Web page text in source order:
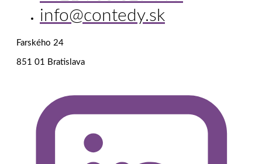
info@contedy.sk
Farského 24
851 01 Bratislava